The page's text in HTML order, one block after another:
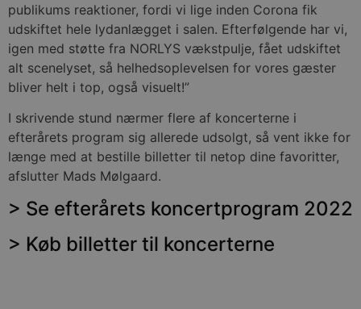
publikums reaktioner, fordi vi lige inden Corona fik
udskiftet hele lydanlægget i salen. Efterfølgende har vi,
igen med støtte fra NORLYS vækstpulje, fået udskiftet
alt scenelyset, så helhedsoplevelsen for vores gæster
bliver helt i top, også visuelt!”
I skrivende stund nærmer flere af koncerterne i
efterårets program sig allerede udsolgt, så vent ikke for
længe med at bestille billetter til netop dine favoritter,
afslutter Mads Mølgaard.
> Se efterårets koncertprogram 2022
> Køb billetter til koncerterne